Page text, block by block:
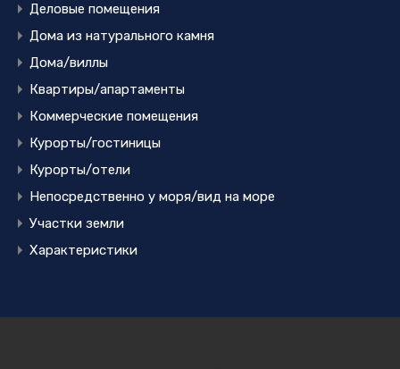
Деловые помещения
Дома из натурального камня
Дома/виллы
Квартиры/апартаменты
Коммерческие помещения
Курорты/гостиницы
Курорты/отели
Непосредственно у моря/вид на море
Участки земли
Характеристики